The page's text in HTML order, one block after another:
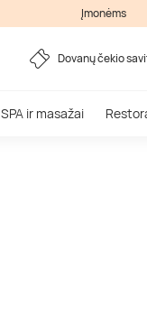
Įmonėms
Dovanų čekio
SPA ir masažai